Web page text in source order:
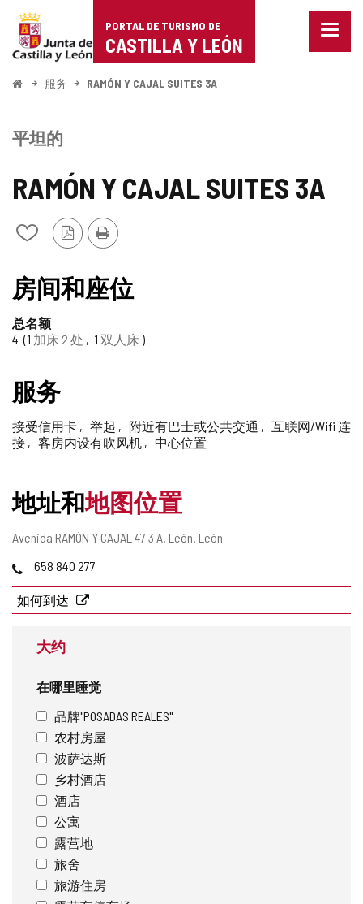
Portal
de
Turismo
Castilla
León
PORTAL DE TURISMO DE
CASTILLA Y LEÓN
菜
开
服务 RAMÓN Y CAJAL SUITES 3A
RAMÓN Y CAJAL SUITES 3A
从
笔
记
中
添
删
除
PDF
版
打
印
平坦的
房间和座位
总名额
4
1 加床 2 处 1 双人床
服务
接受信用卡 举起 附近有巴士或公共交通
互联网/Wifi 连
接
客房内设有吹风机 中心位置
地址和地图位置
邮
地
址
Avenida RAMÓN Y CAJAL 47 3 A. León. León
电
658 840 277
如何到达
大约
在哪里睡觉
品牌"POSADAS REALES"
农村房屋
波萨达斯
乡村酒店
酒店
公寓
露营地
旅舍
旅游住房